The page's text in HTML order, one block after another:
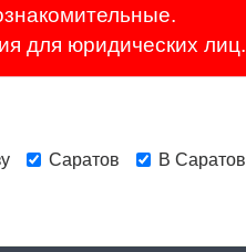
для юридических лиц.
Саратов В Саратов